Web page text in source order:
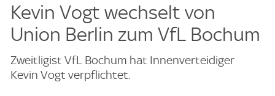
Kevin Vogt wechselt von
Union Berlin zum VfL Bochum
Zweitligist VfL Bochum hat Innenverteidiger
Kevin Vogt verpflichtet.